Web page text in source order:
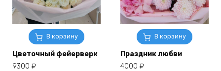
В корзину
Цветочный фейерверк
9300 ₽
В корзину
Праздник любви
4000 ₽